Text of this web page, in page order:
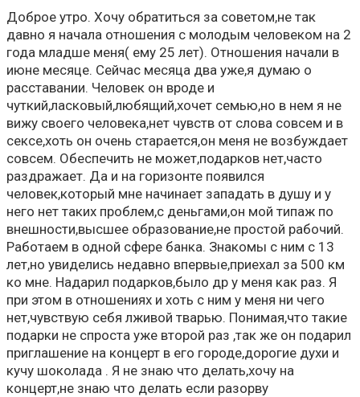
Доброе утро. Хочу обратиться за советом,не так
давно я начала отношения с молодым человеком на 2
года младше меня( ему 25 лет). Отношения начали в
июне месяце. Сейчас месяца два уже,я думаю о
расставании. Человек он вроде и
чуткий,ласковый,любящий,хочет семью,но в нем я не
вижу своего человека,нет чувств от слова совсем и в
сексе,хоть он очень старается,он меня не возбуждает
совсем. Обеспечить не может,подарков нет,часто
раздражает. Да и на горизонте появился
человек,который мне начинает западать в душу и у
него нет таких проблем,с деньгами,он мой типаж по
внешности,высшее образование,не простой рабочий.
Работаем в одной сфере банка. Знакомы с ним с 13
лет,но увиделись недавно впервые,приехал за 500 км
ко мне. Надарил подарков,было др у меня как раз. Я
при этом в отношениях и хоть с ним у меня ни чего
нет,чувствую себя лживой тварью. Понимая,что такие
подарки не спроста уже второй раз ,так же он подарил
приглашение на концерт в его городе,дорогие духи и
кучу шоколада . Я не знаю что делать,хочу на
концерт,не знаю что делать если разорву